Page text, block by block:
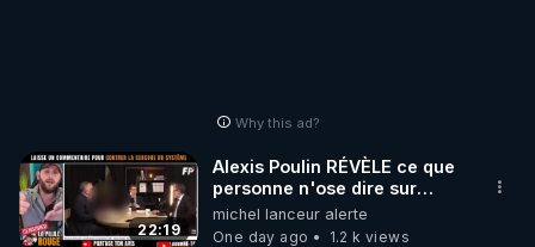
Why this ad?
22:19
Alexis Poulin RÉVÈLE ce que
personne n'ose dire sur
l'Union européenne (C'est
explosif)
michel lanceur alerte
One day ago
1.2 k views